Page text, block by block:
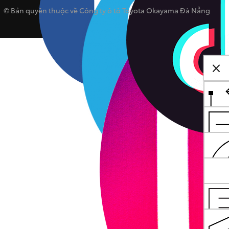
© Bản quyền thuộc về Công ty ô tô Toyota Okayama Đà Nẵng